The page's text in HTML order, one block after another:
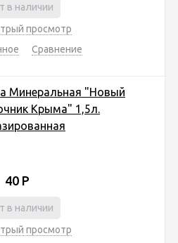
в наличии
просмотр
Сравнение
Минеральная "Новый
Крыма" 1,5л.
40 Р
в наличии
просмотр